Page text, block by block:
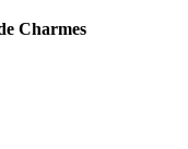
Charmes